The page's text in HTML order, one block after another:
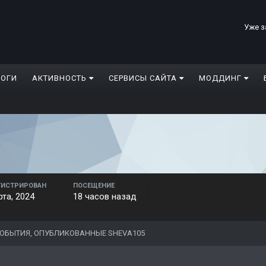
Уже
АКТИВНОСТЬ СЕРВИСЫ САЙТА МОДДИНГ
2024
ПОСЕЩЕНИЕ
18 часов назад
ОПУБЛИКОВАННЫЕ SHEVA105